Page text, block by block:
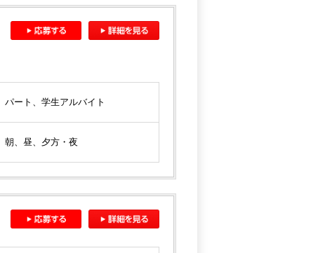
パート、学生アルバイト
朝、昼、夕方・夜